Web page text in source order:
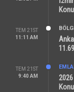
TEM 21ST
11:11 AM
TEM 21ST
9:40 AM